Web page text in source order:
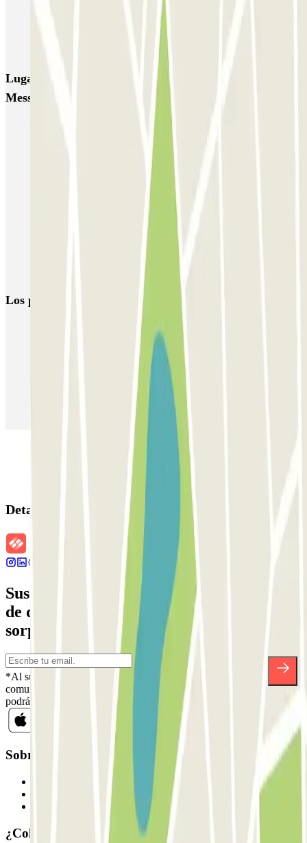
Porte de Chatillon - Mairie de Montrouge Zenpark
Mercure - Porte d'Orléans Zenpark
Lugares y eventos interesantes cerca de INDIGO
Messier
Aparcar cerca de la Porte d'Orléans
Aparcar cerca del barrio Porte de Vanves
Aparcar cerca del Hospital Saint-Anne París
Aparcar cerca de la iglesia de San Pedro de Montrouge
Aparcar cerca del Parque Montsouris París
Aparcar cerca de las Catacumbas de París
Los parkings más reservados
Parking en Barcelona
Parking en Aeropuerto Barcelona
Parking en Aeropuerto Madrid Barajas
Parking en Sants - Estación de Barcelona
Detalles de la reserva
Suscríbete a nuestra newsletter y entérate
de descuentos, sorteos y otras muchas
sorpresas.
*Al suscribirte aceptas nuestra Política de Privacidad para recibir
comunicaciones comerciales de Parclick. Sin ningún compromiso,
podrás darte de baja cuando quieras en la misma newsletter.
Sobre Parclick
Nuestros parkings
¿Colaboramos?